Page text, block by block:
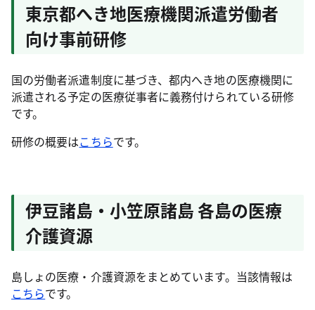
東京都へき地医療機関派遣労働者
向け事前研修
国の労働者派遣制度に基づき、都内へき地の医療機関に
派遣される予定の医療従事者に義務付けられている研修
です。
研修の概要はこちらです。
伊豆諸島・小笠原諸島 各島の医療
介護資源
島しょの医療・介護資源をまとめています。当該情報は
こちらです。